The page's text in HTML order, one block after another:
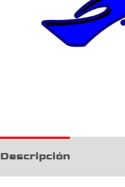
Descripción